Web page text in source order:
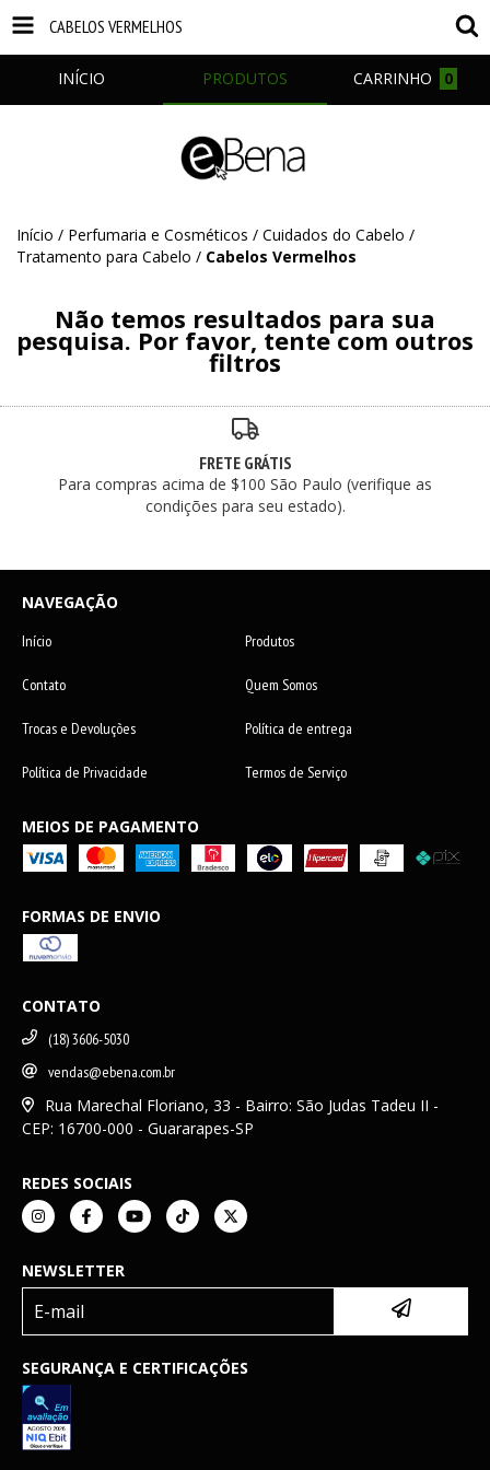
CABELOS VERMELHOS
INÍCIO PRODUTOS CARRINHO 0
Início / Perfumaria e Cosméticos / Cuidados do Cabelo /
Tratamento para Cabelo / Cabelos Vermelhos
Não temos resultados para sua
pesquisa. Por favor, tente com outros
filtros
FRETE GRÁTIS
Para compras acima de $100 São Paulo (verifique as
condições para seu estado).
NAVEGAÇÃO
Início Produtos
Contato Quem Somos
Trocas e Devoluções Política de entrega
Política de Privacidade Termos de Serviço
MEIOS DE PAGAMENTO
FORMAS DE ENVIO
CONTATO
(18) 3606-5030
vendas@ebena.com.br
Rua Marechal Floriano, 33 - Bairro: São Judas Tadeu II -
CEP: 16700-000 - Guararapes-SP
REDES SOCIAIS
NEWSLETTER
SEGURANÇA E CERTIFICAÇÕES